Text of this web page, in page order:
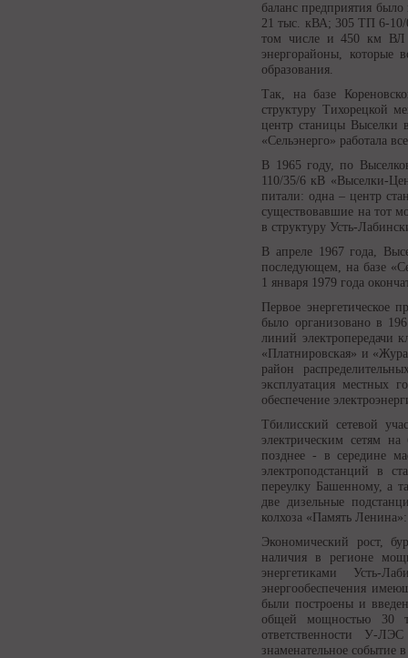
баланс предприятия
21 тыс. кВА; 305 ТП 6-
том числе и 450 км ВЛ
энергорайоны, которые
образования.
Так, на базе
структуру Тихорецкой
центр станицы Выселки
«Сельэнерго» работала
В 1965 году, по
110/35/6 кВ «Выселки-
питали: одна – центр
существовавшие на тот
в структуру Усть-
В апреле 1967 года,
последующем, на базе
1 января 1979 года
Первое энергетическое
было организовано в
линий электропередачи
«Платнировская» и
район
эксплуатация местных
обеспечение
Тбилисский сетевой
электрическим сетям
позднее - в середине
электроподстанций в
переулку Башенному, а
две дизельные
колхоза «Память
Экономический рост,
наличия в регионе
энергетиками Усть-
энергообеспечения
были построены и
общей мощностью 30
ответственности У-
знаменательное событие